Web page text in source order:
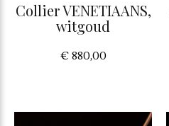
Collier VENETIAANS,
witgoud
€ 880,00